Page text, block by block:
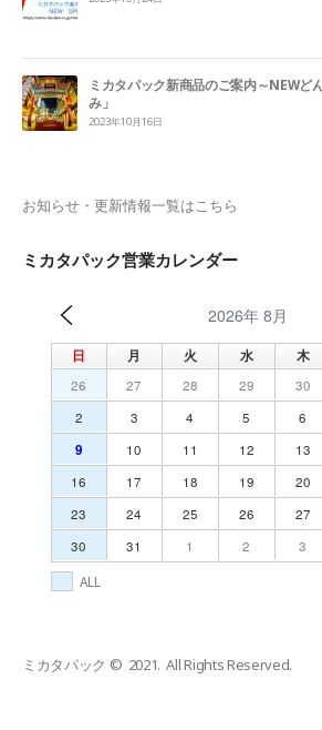
ミカタパック新商品のご案内～NEWど
み」
2023年10月16日
お知らせ・更新情報一覧はこちら
ミカタパック営業カレンダー
2026年 8月
日 月 火 水 木
26 27 28 29 30
2
3 4 5 6
9 10 11 12 13
16
17 18 19 20
23
24 25 26 27
30
31 1 2 3
ALL
ミカタパック © 2021. All Rights Reserved.